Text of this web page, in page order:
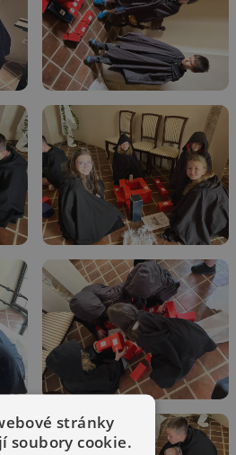
stránky
soubory cookie.